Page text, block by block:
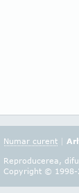
Numar curent |
Reproducerea,
Copyright © 1998-